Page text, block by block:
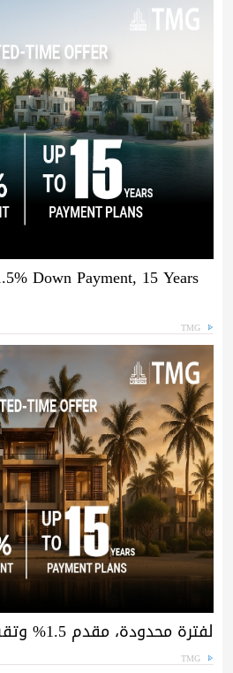
Down Payment, 15 Years
TMG
لفترة محدودة، مقدم 1.5% وتقسيط حتى 15 سنة
TMG